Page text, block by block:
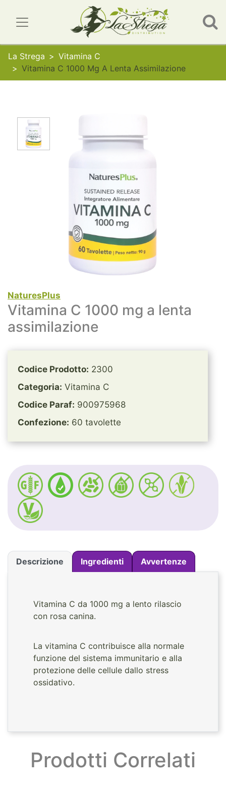
La Strega
Vitamina C
Vitamina C 1000 Mg A Lenta Assimilazione
NaturesPlus
Vitamina C 1000 mg a lenta
assimilazione
Codice Prodotto: 2300
Categoria: Vitamina C
Codice Paraf: 900975968
Confezione: 60 tavolette
Descrizione Ingredienti Avvertenze
Vitamina C da 1000 mg a lento rilascio
con rosa canina.
La vitamina C contribuisce alla normale
funzione del sistema immunitario e alla
protezione delle cellule dallo stress
ossidativo.
Prodotti Correlati